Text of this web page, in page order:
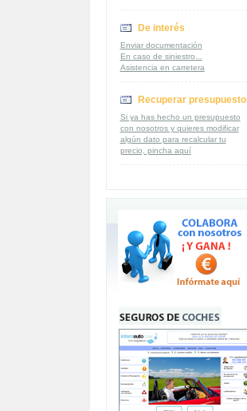
De interés
Enviar documentación
En caso de siniestro...
Asistencia en carretera
Recuperar presupuesto
Si ya has hecho un presupuesto
con nosotros y quieres modificar
algún dato para recalcular tu
precio, pincha aquí